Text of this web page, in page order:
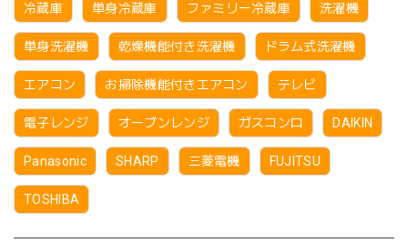
冷蔵庫 単身冷蔵庫 ファミリー冷蔵庫 洗濯機
単身洗濯機 乾燥機能付き洗濯機 ドラム式洗濯機
エアコン お掃除機能付きエアコン テレビ
電子レンジ オーブンレンジ ガスコンロ DAIKIN
Panasonic SHARP 三菱電機 FUJITSU
TOSHIBA